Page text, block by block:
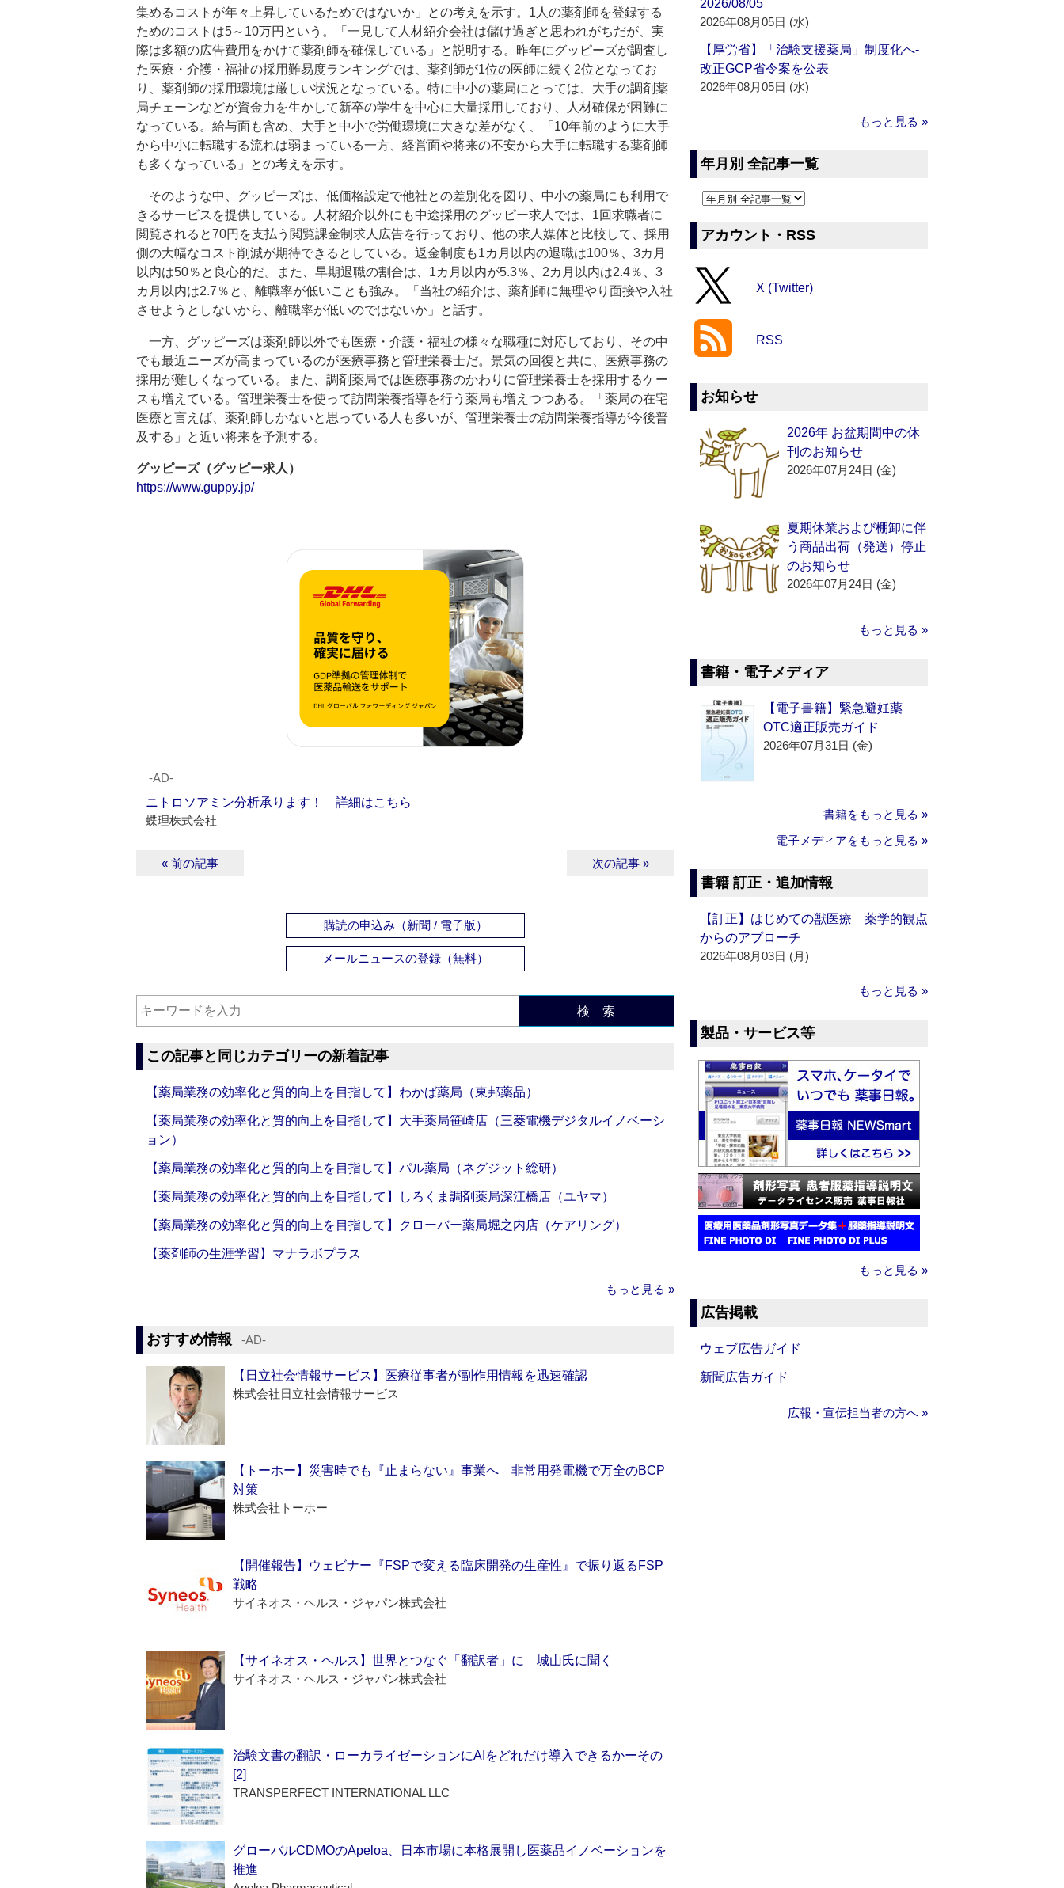
集めるコストが年々上昇しているためではないか」との考えを示す。1人の薬剤師を登録する
ためのコストは5～10万円という。「一見して人材紹介会社は儲け過ぎと思われがちだが、実
際は多額の広告費用をかけて薬剤師を確保している」と説明する。昨年にグッピーズが調査し
た医療・介護・福祉の採用難易度ランキングでは、薬剤師が1位の医師に続く2位となってお
り、薬剤師の採用環境は厳しい状況となっている。特に中小の薬局にとっては、大手の調剤薬
局チェーンなどが資金力を生かして新卒の学生を中心に大量採用しており、人材確保が困難に
なっている。給与面も含め、大手と中小で労働環境に大きな差がなく、「10年前のように大手
から中小に転職する流れは弱まっている一方、経営面や将来の不安から大手に転職する薬剤師
も多くなっている」との考えを示す。
そのような中、グッピーズは、低価格設定で他社との差別化を図り、中小の薬局にも利用で
きるサービスを提供している。人材紹介以外にも中途採用のグッピー求人では、1回求職者に
閲覧されると70円を支払う閲覧課金制求人広告を行っており、他の求人媒体と比較して、採用
側の大幅なコスト削減が期待できるとしている。返金制度も1カ月以内の退職は100％、3カ月
以内は50％と良心的だ。また、早期退職の割合は、1カ月以内が5.3％、2カ月以内は2.4％、3
カ月以内は2.7％と、離職率が低いことも強み。「当社の紹介は、薬剤師に無理やり面接や入社
させようとしないから、離職率が低いのではないか」と話す。
一方、グッピーズは薬剤師以外でも医療・介護・福祉の様々な職種に対応しており、その中
でも最近ニーズが高まっているのが医療事務と管理栄養士だ。景気の回復と共に、医療事務の
採用が難しくなっている。また、調剤薬局では医療事務のかわりに管理栄養士を採用するケー
スも増えている。管理栄養士を使って訪問栄養指導を行う薬局も増えつつある。「薬局の在宅
医療と言えば、薬剤師しかないと思っている人も多いが、管理栄養士の訪問栄養指導が今後普
及する」と近い将来を予測する。
グッピーズ（グッピー求人）
https://www.guppy.jp/
‐AD‐
ニトロソアミン分析承ります！ 詳細はこちら
蝶理株式会社
« 前の記事 次の記事 »
購読の申込み（新聞 / 電子版）
メールニュースの登録（無料）
検 索
この記事と同じカテゴリーの新着記事
【薬局業務の効率化と質的向上を目指して】わかば薬局（東邦薬品）
【薬局業務の効率化と質的向上を目指して】大手薬局笹崎店（三菱電機デジタルイノベーシ
ョン）
【薬局業務の効率化と質的向上を目指して】パル薬局（ネグジット総研）
【薬局業務の効率化と質的向上を目指して】しろくま調剤薬局深江橋店（ユヤマ）
【薬局業務の効率化と質的向上を目指して】クローバー薬局堀之内店（ケアリング）
【薬剤師の生涯学習】マナラボプラス
もっと見る »
おすすめ情報 ‐AD‐
【日立社会情報サービス】医療従事者が副作用情報を迅速確認
株式会社日立社会情報サービス
【トーホー】災害時でも『止まらない』事業へ 非常用発電機で万全のBCP
対策
株式会社トーホー
【開催報告】ウェビナー『FSPで変える臨床開発の生産性』で振り返るFSP
戦略
サイネオス・ヘルス・ジャパン株式会社
【サイネオス・ヘルス】世界とつなぐ「翻訳者」に 城山氏に聞く
サイネオス・ヘルス・ジャパン株式会社
治験文書の翻訳・ローカライゼーションにAIをどれだけ導入できるかーその
[2]
TRANSPERFECT INTERNATIONAL LLC
グローバルCDMOのApeloa、日本市場に本格展開し医薬品イノベーションを
推進
2026/08/05
2026年08月05日 (水)
【厚労省】「治験支援薬局」制度化へ‐
改正GCP省令案を公表
2026年08月05日 (水)
もっと見る »
年月別 全記事一覧
アカウント・RSS
X (Twitter)
RSS
お知らせ
2026年 お盆期間中の休
刊のお知らせ
2026年07月24日 (金)
夏期休業および棚卸に伴
う商品出荷（発送）停止
のお知らせ
2026年07月24日 (金)
もっと見る »
書籍・電子メディア
【電子書籍】緊急避妊薬
OTC適正販売ガイド
2026年07月31日 (金)
書籍をもっと見る »
電子メディアをもっと見る »
書籍 訂正・追加情報
【訂正】はじめての獣医療 薬学的観点
からのアプローチ
2026年08月03日 (月)
もっと見る »
製品・サービス等
もっと見る »
広告掲載
ウェブ広告ガイド
新聞広告ガイド
広報・宣伝担当者の方へ »